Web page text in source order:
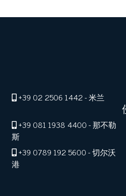
+39 02 2506 1442- 米兰
+39 081 1938 4400- 那不勒
斯
+39 0789 192 5600- 切尔沃
港